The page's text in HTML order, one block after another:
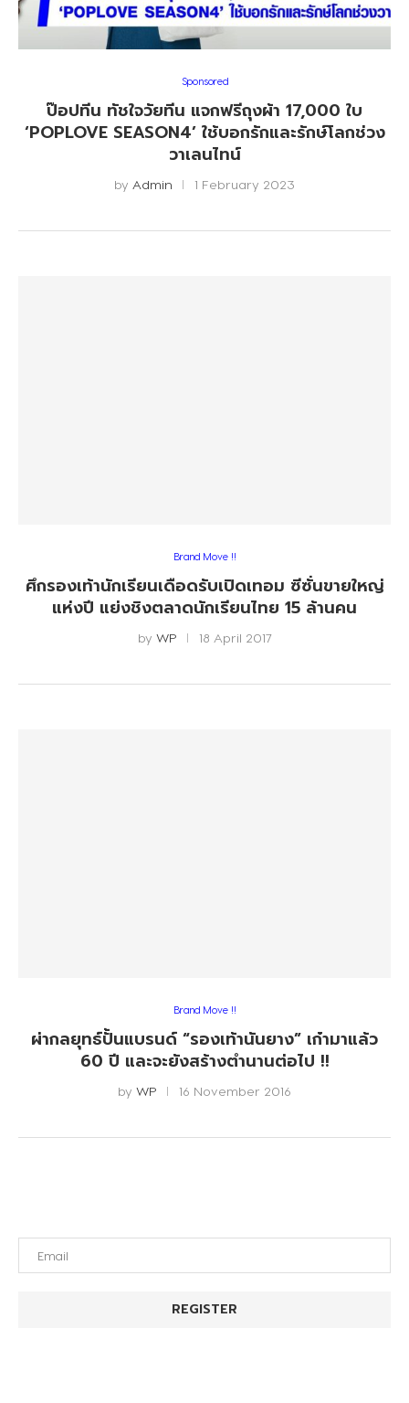
Sponsored
ป๊อปทีน ทัชใจวัยทีน แจกฟรีถุงผ้า 17,000 ใบ
‘POPLOVE SEASON4’ ใช้บอกรักและรักษ์โลกช่วง
วาเลนไทน์
by Admin 1 February 2023
Brand Move !!
ศึกรองเท้านักเรียนเดือดรับเปิดเทอม ซีซั่นขายใหญ่
แห่งปี แย่งชิงตลาดนักเรียนไทย 15 ล้านคน
by WP 18 April 2017
Brand Move !!
ผ่ากลยุทธ์ปั้นแบรนด์ “รองเท้านันยาง” เก๋ามาแล้ว
60 ปี และจะยังสร้างตำนานต่อไป !!
by WP 16 November 2016